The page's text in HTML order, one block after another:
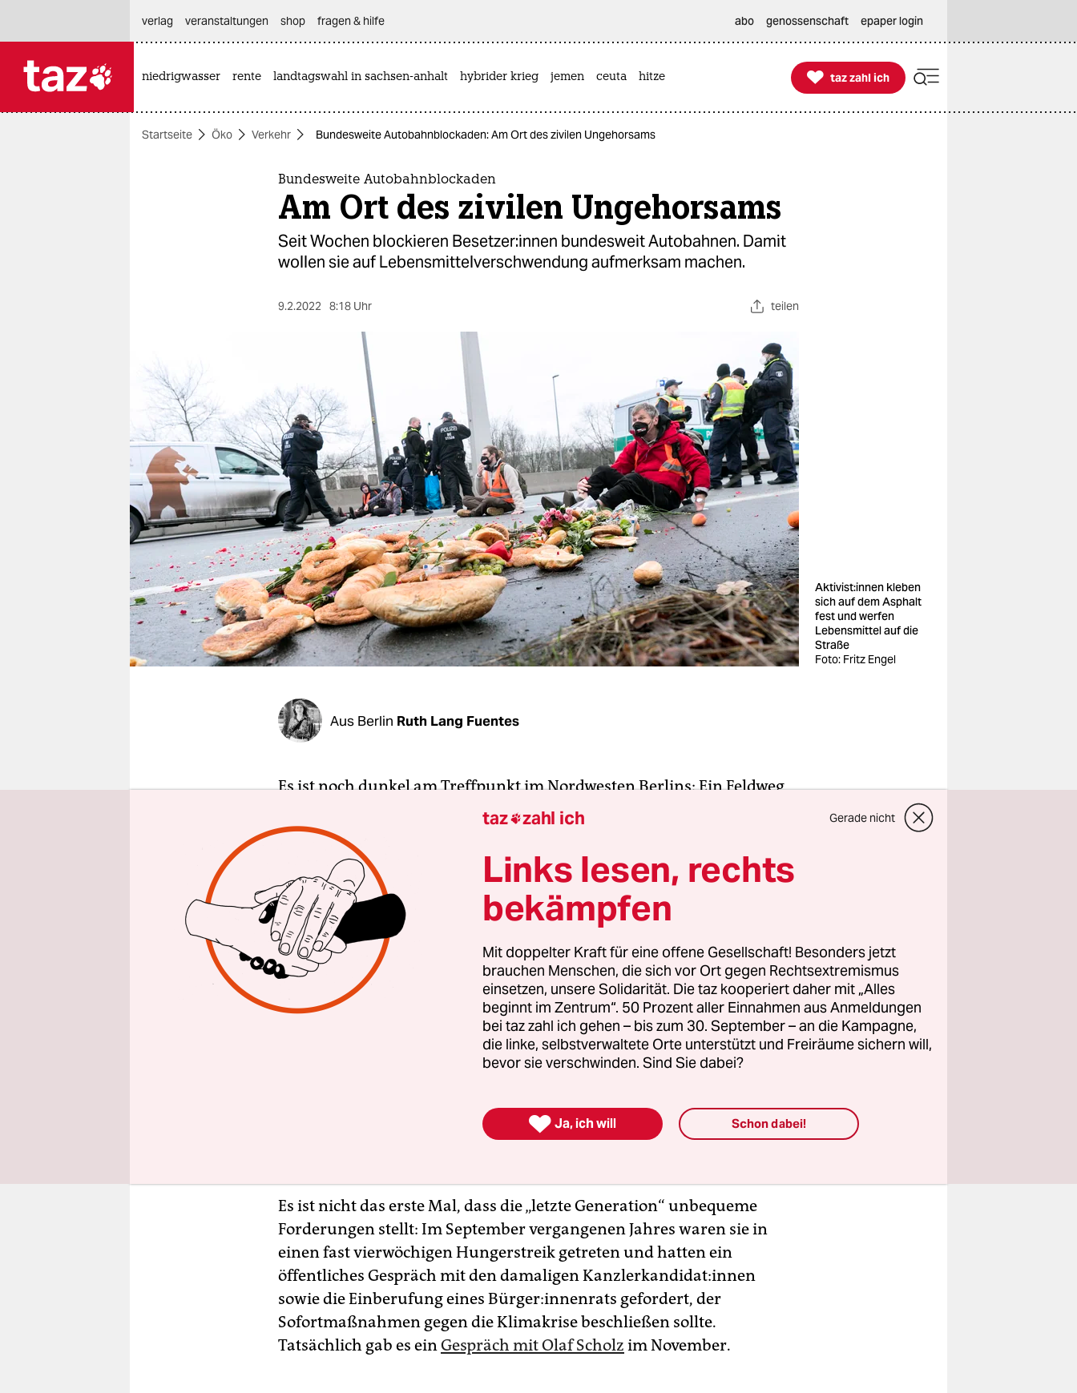
themen
nord
wahrheit
verlag
verlag
veranstaltungen
shop
fragen & hilfe
unterstützen
abo
verlag
veranstaltungen shop fragen & hilfe abo genossenschaft epaper login
niedrigwasser rente landtagswahl in sachsen-anhalt hybrider krieg jemen ceuta hitze 
taz zahl ich
taz zahl ich
Startseite Öko Verkehr Bundesweite Autobahnblockaden: Am Ort des zivilen Ungehorsams
Bundesweite Autobahnblockaden
Am Ort des zivilen Ungehorsams
Seit Wochen blockieren Be­set­ze­r:in­nen bundesweit Autobahnen. Damit
wollen sie auf Lebensmittelverschwendung aufmerksam machen.
9.2.2022 8:18 Uhr teilen
Ak­ti­vis­t:in­nen kleben
sich auf dem Asphalt
fest und werfen
Lebensmittel auf die
Straße
Foto: Fritz Engel
Aus Berlin Ruth Lang Fuentes
Es ist noch dunkel am Treffpunkt im Nordwesten Berlins: Ein Feldweg
nahe der Autobahn A100, Ausfahrt Beusselstraße. 6.40 Uhr. In der
SMS, die Jour­na­lis­t:in­nen am Abend zuvor von einer Aktivistin der
Gruppe „Aufstand der letzten Generation“ erhalten haben, steht: „Bitte
verhalte dich unauffällig und warte, bis die Gruppe losgeht.“ Zwei
kleinere Trüppchen mit je fünf bis sechs Personen laufen allerdings
auffallend oft über eine Fußgängerampel an der Ausfahrt – besagte
Gruppe.
6.50 Uhr. Berufsverkehr. Menschen, die zur Arbeit fahren. Heute
werden viele von ihnen nicht pünktlich ankommen. Die Ampel schaltet
auf Rot. Zwölf Ak­ti­vis­t:in­nen zwischen Anfang zwanzig und Mitte
sechzig erscheinen in wetterfester Kleidung, ziehen sich orange
„Essen retten. Leben retten“, heißt es weiß auf schwarz in
Großbuchstaben auf ihren Bannern. Die Fußgängerampel springt auf
Es ist nicht das erste Mal, dass die „letzte Generation“ unbequeme
Forderungen stellt: Im September vergangenen Jahres waren sie in
einen fast vierwöchigen Hungerstreik getreten und hatten ein
öffentliches Gespräch mit den damaligen Kanz­ler­kan­di­da­t:in­nen
sowie die Einberufung eines Bür­ge­r:in­nen­rats gefordert, der
Sofortmaßnahmen gegen die Klimakrise beschließen sollte.
Tatsächlich gab es einGespräch mit Olaf Scholz im November.
taz zahl ich Gerade nicht
Links lesen, rechts
bekämpfen
Mit doppelter Kraft für eine offene Gesellschaft! Besonders jetzt
brauchen Menschen, die sich vor Ort gegen Rechtsextremismus
einsetzen, unsere Solidarität. Die taz kooperiert daher mit „Alles
beginnt im Zentrum“. 50 Prozent aller Einnahmen aus Anmeldungen
bei taz zahl ich gehen – bis zum 30. September – an die Kampagne,
die linke, selbstverwaltete Orte unterstützt und Freiräume sichern will,
bevor sie verschwinden. Sind Sie dabei?
 Ja, ich will Schon dabei!